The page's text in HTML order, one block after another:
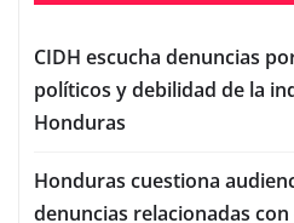
CIDH escucha denuncias
políticos y debilidad de la
Honduras
Honduras cuestiona
denuncias relacionadas